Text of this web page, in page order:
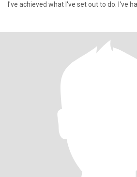
I've achieved what I've set out to do. I've